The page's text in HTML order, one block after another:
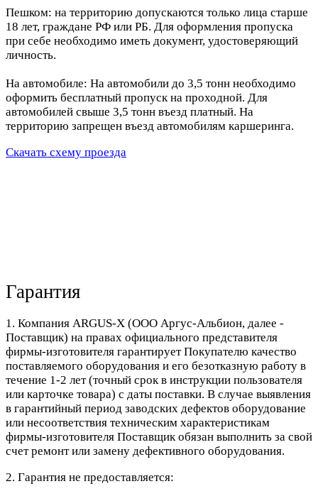
Пешком: на территорию допускаются только лица старше
18 лет, граждане РФ или РБ. Для оформления пропуска
при себе необходимо иметь документ, удостоверяющий
личность.
На автомобиле: На автомобили до 3,5 тонн необходимо
оформить бесплатный пропуск на проходной. Для
автомобилей свыше 3,5 тонн въезд платный. На
территорию запрещен въезд автомобилям каршеринга.
Скачать схему проезда
Гарантия
1. Компания ARGUS-X (ООО Аргус-Альбион, далее -
Поставщик) на правах официального представителя
фирмы-изготовителя гарантирует Покупателю качество
поставляемого оборудования и его безотказную работу в
течение 1-2 лет (точный срок в инструкции пользователя
или карточке товара) с даты поставки. В случае выявления
в гарантийный период заводских дефектов оборудование
или несоответствия техническим характеристикам
фирмы-изготовителя Поставщик обязан выполнить за свой
счет ремонт или замену дефективного оборудования.
2. Гарантия не предоставляется: